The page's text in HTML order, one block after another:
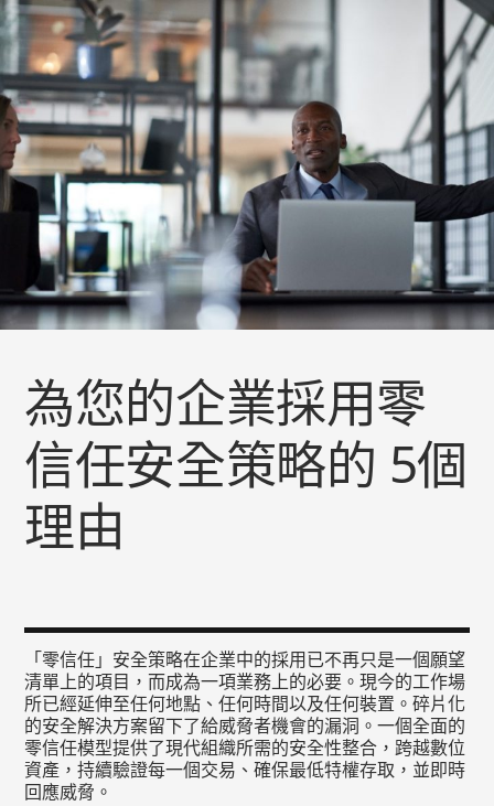
跳
過
内
容
為您的企業採用零
信任安全策略的 5個
理由
「零信任」安全策略在企業中的採用已不再只是一個願望
清單上的項目，而成為一項業務上的必要。現今的工作場
所已經延伸至任何地點、任何時間以及任何裝置。碎片化
的安全解決方案留下了給威脅者機會的漏洞。一個全面的
零信任模型提供了現代組織所需的安全性整合，跨越數位
資產，持續驗證每一個交易、確保最低特權存取，並即時
回應威脅。